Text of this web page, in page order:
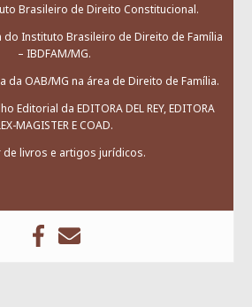
Brasileiro de Direito Constitucional.
Instituto Brasileiro de Direito de Família
– IBDFAM/MG.
da OAB/MG na área de Direito de Família.
Editorial da EDITORA DEL REY, EDITORA
MAGISTER E COAD.
de livros e artigos jurídicos.